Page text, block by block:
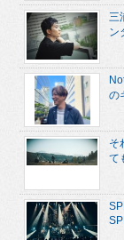
三
ン
の
そ
て